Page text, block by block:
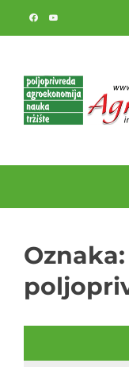
Oznaka: